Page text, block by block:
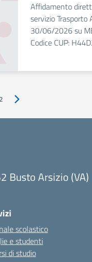
Affidamento
servizio Trasporto
30/06/2026 su
Codice CUP:
Pagina successiva
Busto Arsizio (VA)
scolastico
e studenti
di studio